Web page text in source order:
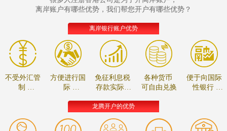
离岸账户有哪些优势，我们帮您开户有哪些优势？
离岸银行账户优势
不受外汇管
制
方便进行国
际
结算
免征利息税
存款实际收
各种货币
可自由兑换
便于向国际
性银行
龙腾开户的优势